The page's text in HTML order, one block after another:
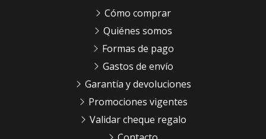
Cómo comprar
Quiénes somos
Formas de pago
Gastos de envío
Garantía y devoluciones
Promociones vigentes
Validar cheque regalo